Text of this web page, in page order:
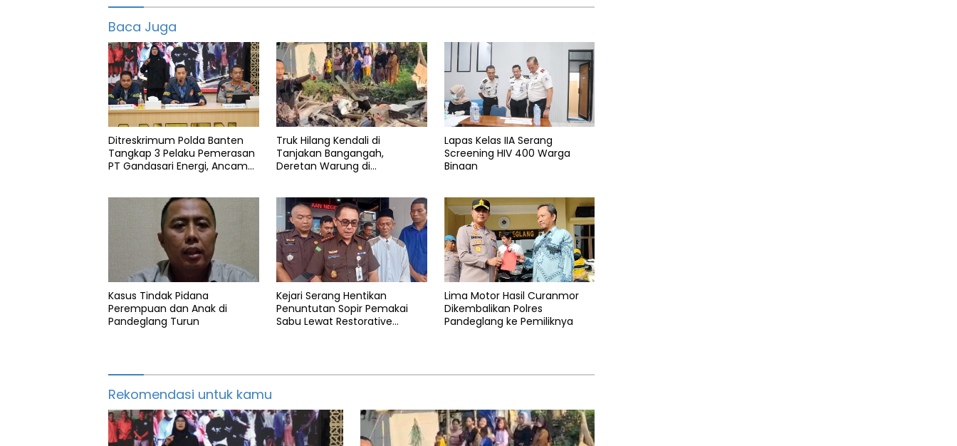
dokkes
Humas
polres
Hut
Pandeglang
Polda
Baca Juga
Ditreskrimum Polda Banten
Tangkap 3 Pelaku Pemerasan
PT Gandasari Energi, Ancam
Truk Hilang Kendali di
Tanjakan Bangangah,
Deretan Warung di
Lapas Kelas IIA Serang
Screening HIV 400 Warga
Binaan
Kasus Tindak Pidana
Perempuan dan Anak di
Pandeglang Turun
Kejari Serang Hentikan
Penuntutan Sopir Pemakai
Sabu Lewat Restorative
Lima Motor Hasil Curanmor
Dikembalikan Polres
Pandeglang ke Pemiliknya
Rekomendasi untuk kamu